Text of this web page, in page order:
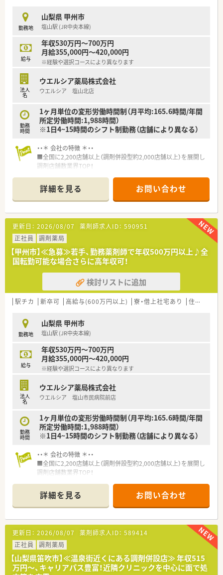
時短勤務ができるよう変更予定です。
■年間休日が120日とワークライフバランスが整っています
■日用品から常備薬まで、従業員割引制度など嬉しいメリットも
たくさんあります！
勤務地
山梨県 甲州市
塩山駅 (JR中央本線)
給与
年収530万円～700万円
月給355,000円～420,000円
※経験や選択コースにより異なります
法人
名
ウエルシア薬局株式会社
ウエルシア 塩山北店
勤務
時間
1ヶ月単位の変形労働時間制（月平均:165.6時間/年間
所定労働時間:1,988時間）
※1日4~15時間のシフト制勤務（店舗により異なる）
・・＊ 会社の特徴 ＊・・
■全国に2,200店舗以上（調剤併設型約2,000店舗以上）を展開し
調剤店舗数業界TOP！
頑張り次第で高給与も可能！
■経験や勤務コースによりますが、経験の少ない方でも500万前
半スタートと業界TOP水準！
■職種や職域に合わせ、豊富な社内研修や外部組織と連携した研
修を用意されています
■薬剤師が中心の会社だからこそ活躍できるキャリアパスが多
種多様に用意されています。
■店舗拡大に伴い、エリアマネジャーや営業部長等のマネジメン
トのポジションも増えます。
■在宅や教育等の専門性を活かせるスペシャリストを目指すこ
とも可能です。
■その他にも、管理部門や商品部門等の本社スタッフなど活動領
域は多種多様です。
■在宅実施店舗は年々増加しており、在宅医療へもしっかりと関
■育児休暇は3歳まで取得が可能で、時短制度は小学5年生まで
時短勤務ができるよう変更予定です。
■年間休日が120日とワークライフバランスが整っています
■日用品から常備薬まで、従業員割引制度など嬉しいメリットも
たくさんあります！
詳細を見る お問い合わせ
更新日： 2026/08/07 薬剤師求人ID： 590951
正社員
調剤薬局
【甲州市】≪急募≫若手、勤務薬剤師で年収500万円以上♪全
国転勤可能な場合さらに高年収可！
検討リストに追加
駅チカ 新卒可 高給与(600万円以上) 寮・借上社宅あり 住宅補助(手当)あり
勤務地
山梨県 甲州市
塩山駅 (JR中央本線)
給与
年収530万円～700万円
月給355,000円～420,000円
※経験や選択コースにより異なります
法人
名
ウエルシア薬局株式会社
ウエルシア 塩山市民病院前店
勤務
時間
1ヶ月単位の変形労働時間制（月平均:165.6時間/年間
所定労働時間:1,988時間）
※1日4~15時間のシフト制勤務（店舗により異なる）
・・＊ 会社の特徴 ＊・・
■全国に2,200店舗以上（調剤併設型約2,000店舗以上）を展開し
調剤店舗数業界TOP！
頑張り次第で高給与も可能！
■経験や勤務コースによりますが、経験の少ない方でも500万前
半スタートと業界TOP水準！
■職種や職域に合わせ、豊富な社内研修や外部組織と連携した研
修を用意されています
■薬剤師が中心の会社だからこそ活躍できるキャリアパスが多
種多様に用意されています。
■店舗拡大に伴い、エリアマネジャーや営業部長等のマネジメン
トのポジションも増えます。
■在宅や教育等の専門性を活かせるスペシャリストを目指すこ
詳細を見る お問い合わせ
更新日： 2026/08/07 薬剤師求人ID： 589414
正社員
調剤薬局
【山梨県笛吹市】≪温泉街近くにある調剤併設店≫ 年収515
万円～、キャリアパス豊富！近隣クリニックを中心に面で処